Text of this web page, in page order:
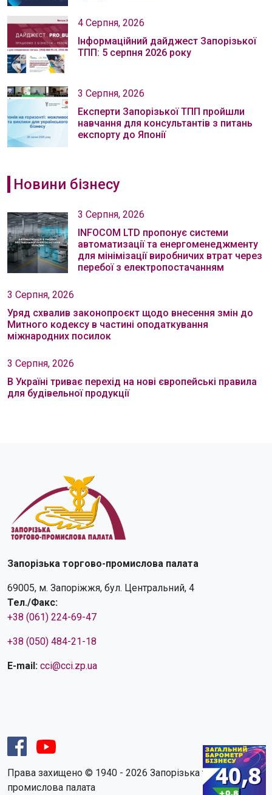
4 Серпня, 2026
Інформаційний дайджест Запорізької
ТПП: 5 серпня 2026 року
3 Серпня, 2026
Експерти Запорізької ТПП пройшли
навчання для консультантів з питань
експорту до Японії
Новини бізнесу
3 Серпня, 2026
INFOCOM LTD пропонує системи
автоматизації та енергоменеджменту
для мінімізації виробничих втрат через
перебої з електропостачанням
3 Серпня, 2026
Уряд схвалив законопроєкт щодо внесення змін до
Митного кодексу в частині оподаткування
міжнародних посилок
3 Серпня, 2026
В Україні триває перехід на нові європейські правила
для будівельної продукції
Запорізька торгово-промислова палата
69005, м. Запоріжжя, бул. Центральний, 4
Тел./Факс:
+38 (061) 224-69-47
+38 (050) 484-21-18
E-mail: cci@cci.zp.ua
Права захищено © 1940 - 2026 Запорізька торгово-
промислова палата